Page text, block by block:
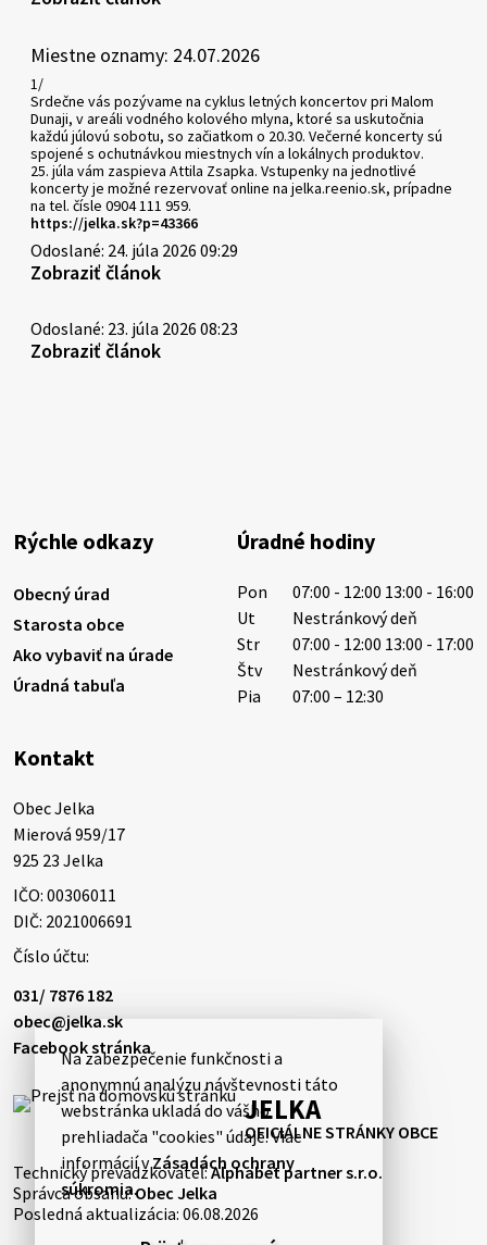
Na zabezpečenie funkčnosti a
anonymnú analýzu návštevnosti táto
webstránka ukladá do vášho
prehliadača "cookies" údaje. Viac
informácií vZásadách ochrany
súkromia.
Miestne oznamy: 24.07.2026
1/
Srdečne vás pozývame na cyklus letných koncertov pri Malom
Dunaji, v areáli vodného kolového mlyna, ktoré sa uskutočnia
každú júlovú sobotu, so začiatkom o 20.30. Večerné koncerty sú
spojené s ochutnávkou miestnych vín a lokálnych produktov.
25. júla vám zaspieva Attila Zsapka. Vstupenky na jednotlivé
koncerty je možné rezervovať online na jelka.reenio.sk, prípadne
na tel. čísle 0904 111 959.
https://jelka.sk?p=43366
Odoslané: 24. júla 2026 09:29
Zobraziť článok
Odoslané: 23. júla 2026 08:23
Zobraziť článok
JELKA
OFICIÁLNE STRÁNKY OBCE
Technický prevádzkovateľ:Alphabet partner s.r.o.
Správca obsahu:Obec Jelka
Posledná aktualizácia: 06.08.2026
Rýchle odkazy
Obecný úrad
Starosta obce
Ako vybaviť na úrade
Úradná tabuľa
Úradné hodiny
Pon
07:00 - 12:00 13:00 - 16:00
Ut
Nestránkový deň
Str
07:00 - 12:00 13:00 - 17:00
Štv
Nestránkový deň
Pia
07:00 – 12:30
Kontakt
Obec Jelka
Mierová 959/17
925 23 Jelka
IČO: 00306011
DIČ: 2021006691
Číslo účtu:
031/ 7876 182
obec@jelka.sk
Facebook stránka